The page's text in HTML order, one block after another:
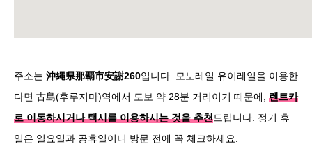
주소는 沖縄県那覇市安謝260입니다. 모노레일 유이레일을 이용한
다면 古島(후루지마)역에서 도보 약 28분 거리이기 때문에, 렌트카
로 이동하시거나 택시를 이용하시는 것을 추천드립니다. 정기 휴
일은 일요일과 공휴일이니 방문 전에 꼭 체크하세요.